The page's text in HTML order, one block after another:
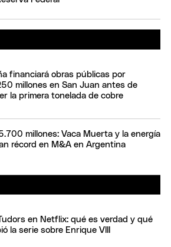
financiará obras públicas por
millones en San Juan antes de
la primera tonelada de cobre
millones: Vaca Muerta y la energía
récord en M&A en Argentina
en Netflix: qué es verdad y qué
la serie sobre Enrique VIII